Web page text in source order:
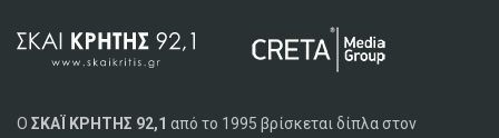
Ο ΣΚΑΪ ΚΡΗΤΗΣ 92,1 από το 1995 βρίσκεται δίπλα στον